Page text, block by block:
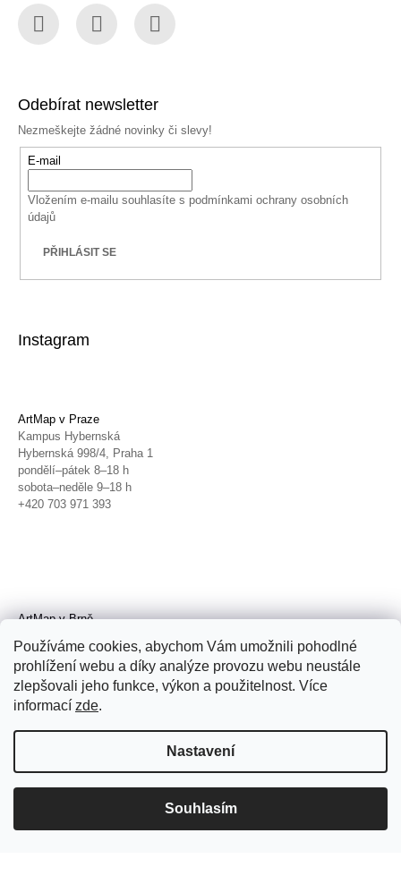
Používáme cookies, abychom Vám umožnili pohodlné
prohlížení webu a díky analýze provozu webu neustále
zlepšovali jeho funkce, výkon a použitelnost. Více
informací zde.
Nastavení
Souhlasím
Odebírat newsletter
Nezmeškejte žádné novinky či slevy!
E-mail
Vložením e-mailu souhlasíte s podmínkami ochrany osobních
údajů
PŘIHLÁSIT SE
Instagram
ArtMap v Praze
Kampus Hybernská
Hybernská 998/4, Praha 1
pondělí–pátek 8–18 h
sobota–neděle 9–18 h
+420 703 971 393
ArtMap v Brně
Radnická 4, Brno
úterý–pátek 11–19 h
sobota 14–19 h
+420 702 152 298